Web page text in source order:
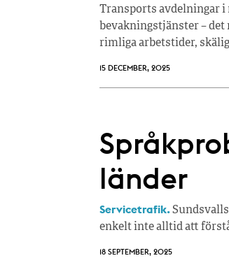
Transports avdelningar
bevakningstjänster –
rimliga arbetstider,
15 DECEMBER, 2025
länder
Servicetrafik.
enkelt inte alltid att
18 SEPTEMBER, 2025